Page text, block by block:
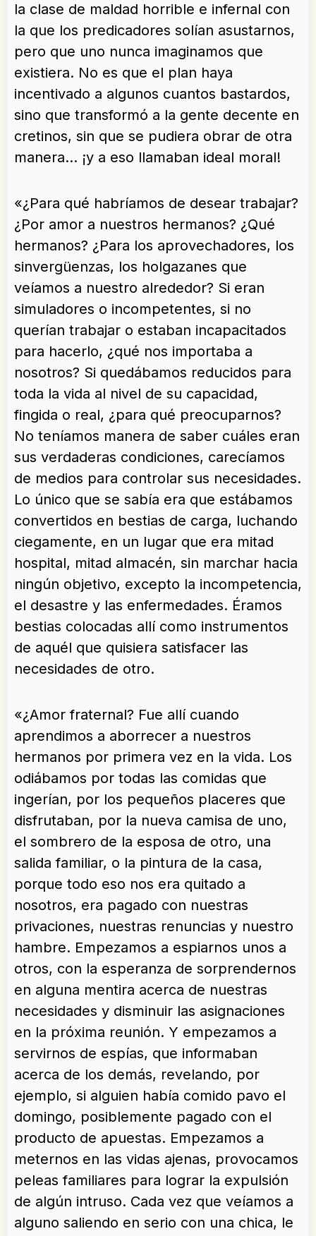
la clase de maldad horrible e infernal con
la que los predicadores solían asustarnos,
pero que uno nunca imaginamos que
existiera. No es que el plan haya
incentivado a algunos cuantos bastardos,
sino que transformó a la gente decente en
cretinos, sin que se pudiera obrar de otra
manera… ¡y a eso llamaban ideal moral!
«¿Para qué habríamos de desear trabajar?
¿Por amor a nuestros hermanos? ¿Qué
hermanos? ¿Para los aprovechadores, los
sinvergüenzas, los holgazanes que
veíamos a nuestro alrededor? Si eran
simuladores o incompetentes, si no
querían trabajar o estaban incapacitados
para hacerlo, ¿qué nos importaba a
nosotros? Si quedábamos reducidos para
toda la vida al nivel de su capacidad,
fingida o real, ¿para qué preocuparnos?
No teníamos manera de saber cuáles eran
sus verdaderas condiciones, carecíamos
de medios para controlar sus necesidades.
Lo único que se sabía era que estábamos
convertidos en bestias de carga, luchando
ciegamente, en un lugar que era mitad
hospital, mitad almacén, sin marchar hacia
ningún objetivo, excepto la incompetencia,
el desastre y las enfermedades. Éramos
bestias colocadas allí como instrumentos
de aquél que quisiera satisfacer las
necesidades de otro.
«¿Amor fraternal? Fue allí cuando
aprendimos a aborrecer a nuestros
hermanos por primera vez en la vida. Los
odiábamos por todas las comidas que
ingerían, por los pequeños placeres que
disfrutaban, por la nueva camisa de uno,
el sombrero de la esposa de otro, una
salida familiar, o la pintura de la casa,
porque todo eso nos era quitado a
nosotros, era pagado con nuestras
privaciones, nuestras renuncias y nuestro
hambre. Empezamos a espiarnos unos a
otros, con la esperanza de sorprendernos
en alguna mentira acerca de nuestras
necesidades y disminuir las asignaciones
en la próxima reunión. Y empezamos a
servirnos de espías, que informaban
acerca de los demás, revelando, por
ejemplo, si alguien había comido pavo el
domingo, posiblemente pagado con el
producto de apuestas. Empezamos a
meternos en las vidas ajenas, provocamos
peleas familiares para lograr la expulsión
de algún intruso. Cada vez que veíamos a
alguno saliendo en serio con una chica, le